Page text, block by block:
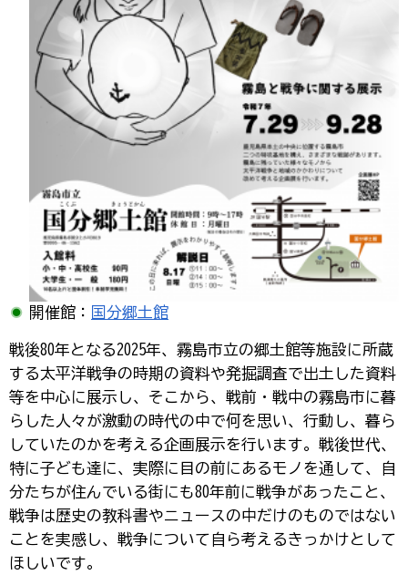
開催館： 国分郷土館
戦後80年となる2025年、霧島市立の郷土館等施設に所蔵
する太平洋戦争の時期の資料や発掘調査で出土した資料
等を中心に展示し、そこから、戦前・戦中の霧島市に暮
らした人々が激動の時代の中で何を思い、行動し、暮ら
していたのかを考える企画展示を行います。戦後世代、
特に子ども達に、実際に目の前にあるモノを通して、自
分たちが住んでいる街にも80年前に戦争があったこと、
戦争は歴史の教科書やニュースの中だけのものではない
ことを実感し、戦争について自ら考えるきっかけとして
ほしいです。